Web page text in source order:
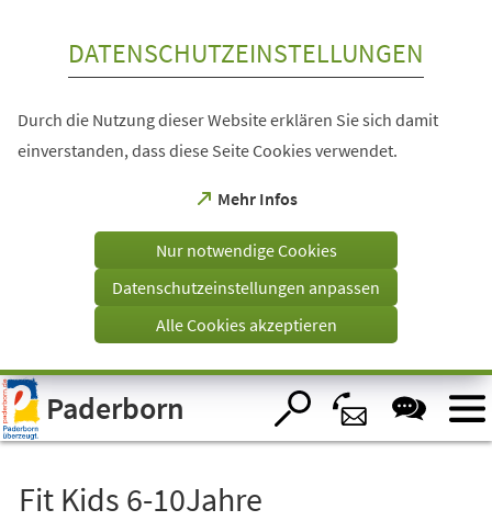
Visuelle
Assistenzsoftware
öffnen.
DATENSCHUTZEINSTELLUNGEN
Durch die Nutzung dieser Website erklären Sie sich damit
einverstanden, dass diese Seite Cookies verwendet.
Mehr Infos
(Öffnet
einem
Tab)
Nur notwendige Cookies
Datenschutzeinstellungen anpassen
Alle Cookies akzeptieren
Paderborn
Fit Kids 6-10Jahre